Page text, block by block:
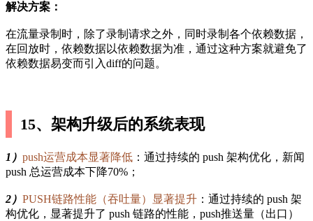
解决方案：
在流量录制时，除了录制请求之外，同时录制各个依赖数据，
在回放时，依赖数据以依赖数据为准，通过这种方案就避免了
依赖数据易变而引入diff的问题。
15、架构升级后的系统表现
1） push运营成本显著降低 ：通过持续的 push 架构优化，新闻
push 总运营成本下降70%；
2） PUSH链路性能（吞吐量）显著提升 ：通过持续的 push 架
构优化，显著提升了 push 链路的性能，push推送量（出口）